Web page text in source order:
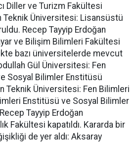
Diller ve Turizm Fakültesi
Teknik Üniversitesi: Lisansüstü
Recep Tayyip Erdoğan
ve Bilişim Bilimleri Fakültesi
bazı üniversitelerde mevcut
Gül Üniversitesi: Fen
Sosyal Bilimler Enstitüsü
Teknik Üniversitesi: Fen Bilimleri
Enstitüsü ve Sosyal Bilimler
Tayyip Erdoğan
Fakültesi kapatıldı. Kararda bir
de yer aldı: Aksaray